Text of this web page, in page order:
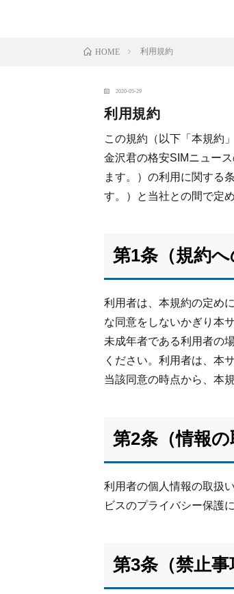
HOME 利用規約
2020-05-29
利用規約
この規約（以下「本規約
金沢君の格安SIMニュー
ます。）の利用に関する
す。）と当社との間で定
第1条（規約へ
利用者は、本規約の定め
な同意をしないかぎり本
未成年者である利用者の
ください。利用者は、本
当該同意の時点から、本
第2条（情報の
利用者の個人情報の取扱
ビスのプライバシー保護
第3条（禁止事